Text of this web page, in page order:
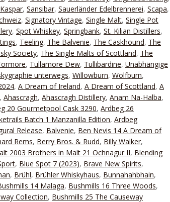
, Sansibar, Sauerländer Edelbrennerei, Scapa,
, Signatory Vintage, Single Malt, Single Pot
, Spot Whiskey, Springbank, St. Kilian Distillers,
, Teeling, The Balvenie, The Caskhound, The
Society, The Single Malts of Scottland, The
, Tullamore Dew, Tullibardine, Unabhängige
unterwegs, Willowburn, Wolfburn,
, A Dream of Ireland, A Dream of Scottland, A
, Ahascragh, Ahascragh Distillery, Anam Na-Halba,
20 Gourmetpool Cask 3290, Ardbeg 26
Batch 1 Manzanilla Edition, Ardbeg
Release, Balvenie, Ben Nevis 14 A Dream of
Rems, Berry Bros. & Rudd, Billy Walker,
2003 Brothers in Malt 21 Ochnagur II, Blending
, Blue Spot 7 (2023), Brave New Spirits,
, Brühl, Brühler Whiskyhaus, Bunnahahbhain,
14 Malaga, Bushmills 16 Three Woods,
Collection, Bushmills 25 The Causeway